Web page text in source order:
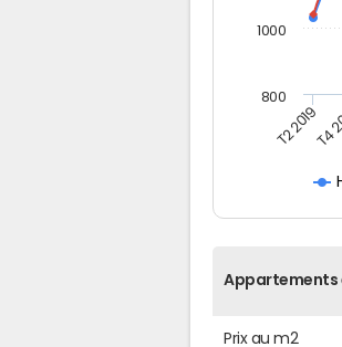
T2 2019T4
1000
800
Appartements
Prix au m2